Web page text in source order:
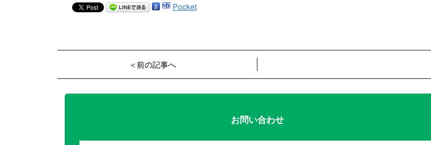
Pocket
＜前の記事へ
お問い合わせ